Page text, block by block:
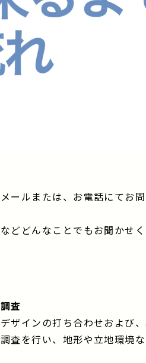
ールまたは、お電話にてお
どどんなことでもお聞かせく
査
ザインの打ち合わせおよび
査を行い、地形や立地環境